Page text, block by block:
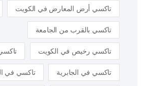
تاكسي أرض المعارض في الكويت
تاكسي بالقرب من الجامعة
تاكسي رخيص في الكويت
تاكسي في الجابرية تاكسي في